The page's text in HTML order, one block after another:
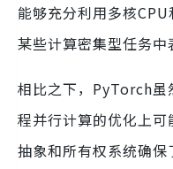
能够充分利用多核
某些计算密集型任务中
相比之下，PyTorch虽
程并行计算的优化上
抽象和所有权系统确